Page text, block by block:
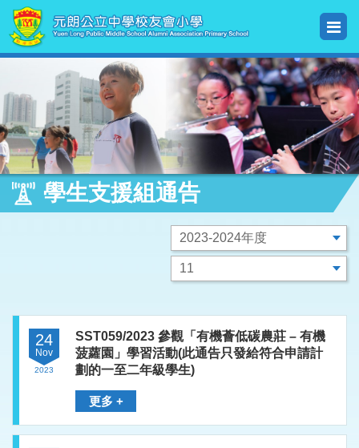
學生支援組通告
24
Nov
2023
SST059/2023 參觀「有機薈低碳農莊 – 有機
菠蘿園」學習活動(此通告只發給符合申請計
劃的一至二年級學生)
更多 +